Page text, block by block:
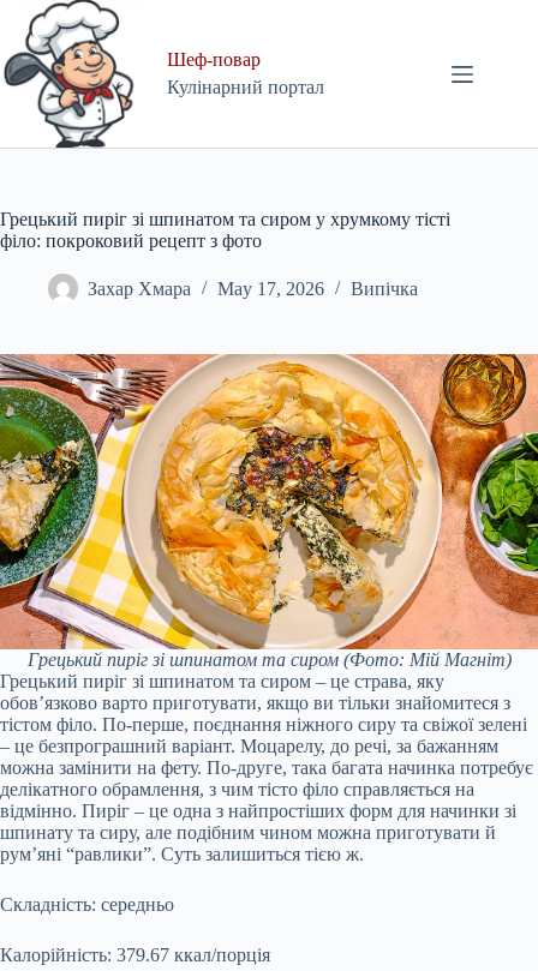
content
Шеф-повар
Кулінарний портал
Грецький пиріг зі шпинатом та сиром у хрумкому тісті
філо: покроковий рецепт з фото
Захар Хмара May 17, 2026 Випічка
Грецький пиріг зі шпинатом та сиром (Фото: Мій Магніт)
Грецький пиріг зі шпинатом та сиром – це страва, яку
обов’язково варто приготувати, якщо ви тільки знайомитеся з
тістом філо. По-перше, поєднання ніжного сиру та свіжої зелені
– це безпрограшний варіант. Моцарелу, до речі, за бажанням
можна замінити на фету. По-друге, така багата начинка потребує
делікатного обрамлення, з чим тісто філо справляється на
відмінно. Пиріг – це одна з найпростіших форм для начинки зі
шпинату та сиру, але подібним чином можна приготувати й
рум’яні “равлики”. Суть залишиться тією ж.
Складність: середньо
Калорійність: 379.67 ккал/порція